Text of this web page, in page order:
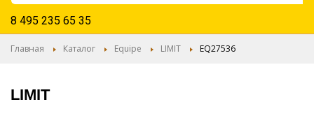
8 495 235 65 35
Главная Каталог Equipe LIMIT EQ27536
LIMIT